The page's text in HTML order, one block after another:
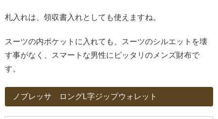
札入れは、領収書入れとしても使えますね。
スーツの内ポケットに入れても、スーツのシルエットを壊
す事がなく、スマートな男性にピッタリのメンズ財布で
す。
ノブレッサ ロングL字ジップウォレット